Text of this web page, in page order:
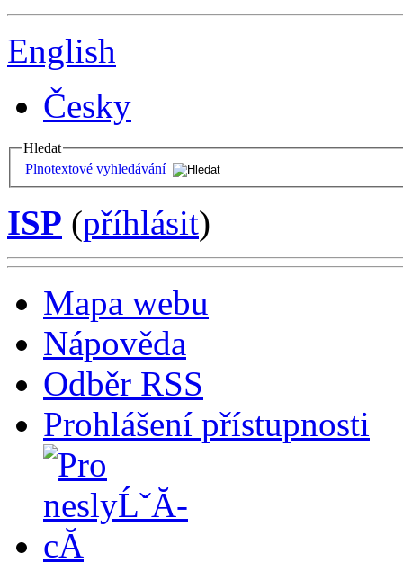
English
Česky
Hledat
Plnotextové vyhledávání
ISP (příhlásit)
Mapa webu
Nápověda
Odběr RSS
Prohlášení přístupnosti